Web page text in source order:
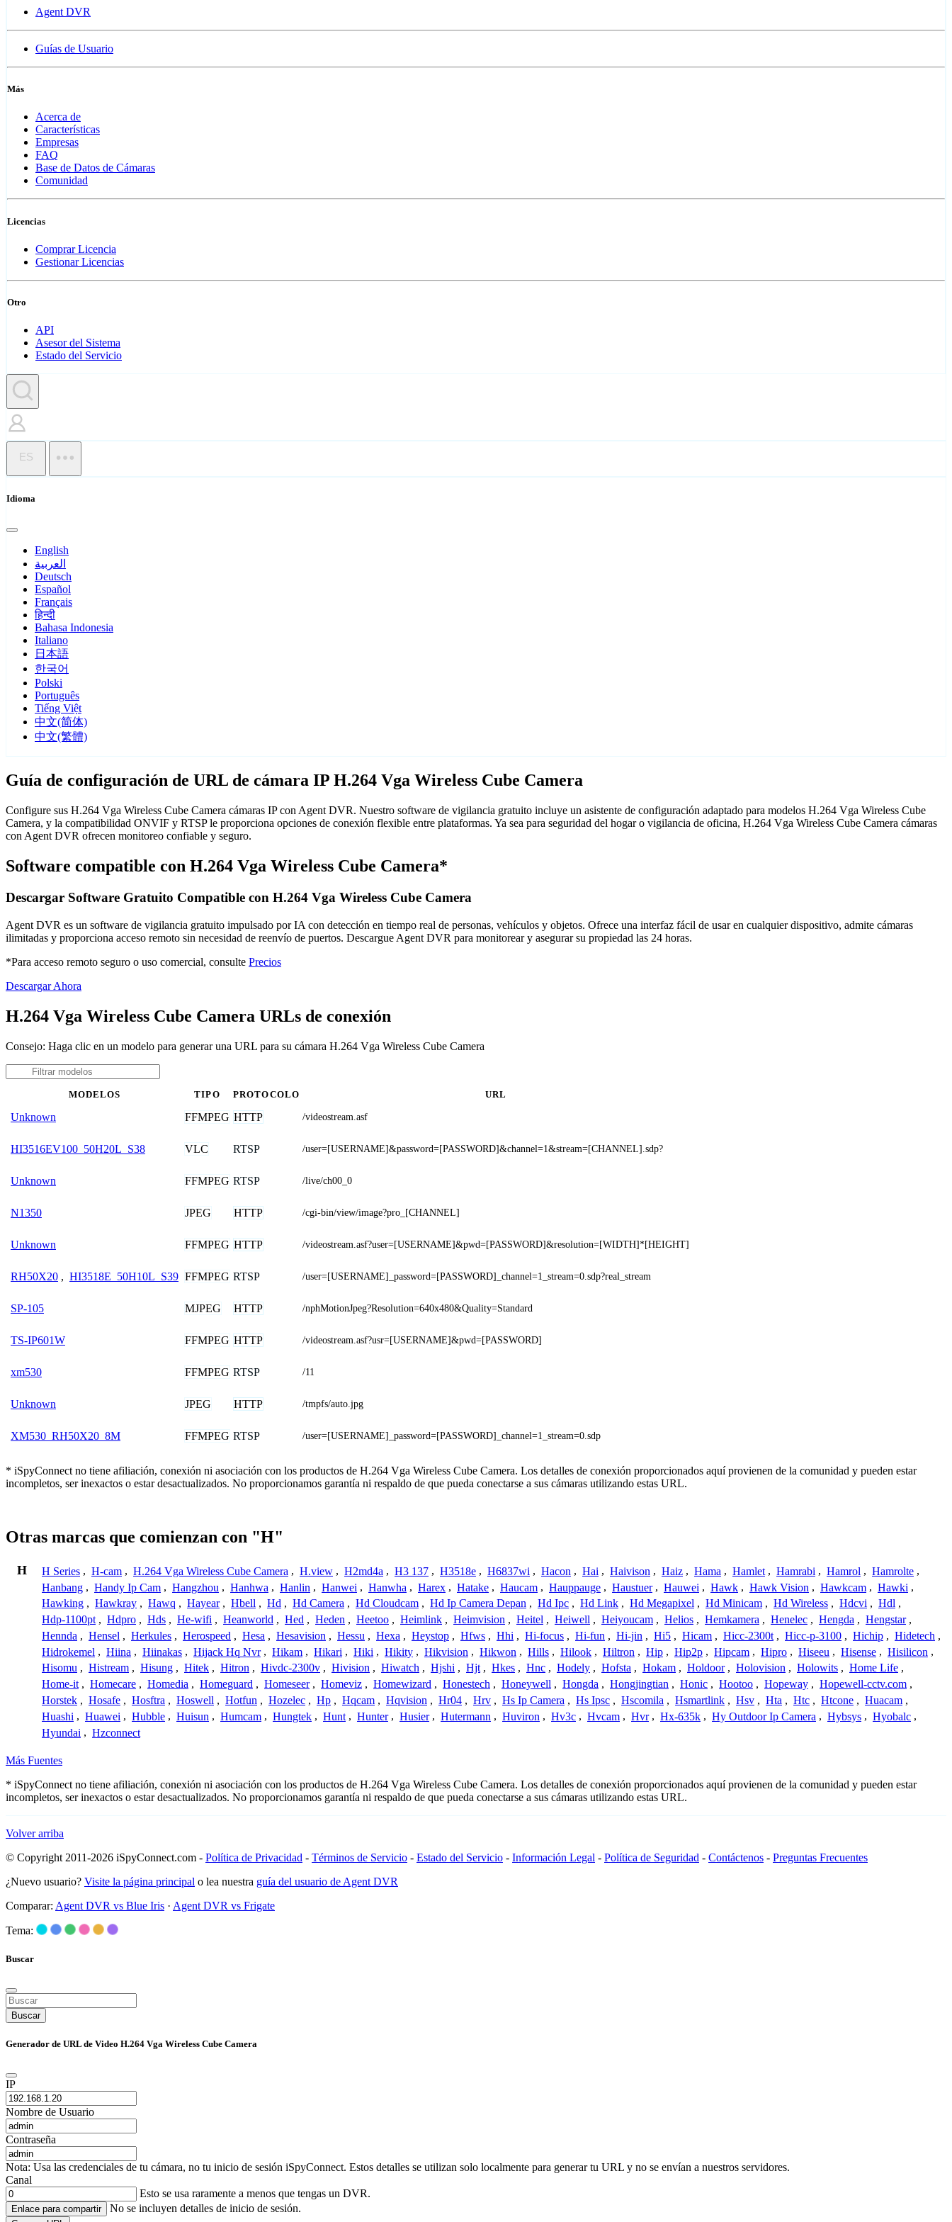
Agent DVR
Guías de Usuario
Más
Acerca de
Características
Empresas
FAQ
Base de Datos de Cámaras
Comunidad
Licencias
Comprar Licencia
Gestionar Licencias
Otro
API
Asesor del Sistema
Estado del Servicio
ES
Idioma
English
العربية
Deutsch
Español
Français
हिन्दी
Bahasa Indonesia
Italiano
日本語
한국어
Polski
Português
Tiếng Việt
中文(简体)
中文(繁體)
Guía de configuración de URL de cámara IP H.264 Vga Wireless Cube Camera
Configure sus H.264 Vga Wireless Cube Camera cámaras IP con Agent DVR. Nuestro software de vigilancia gratuito incluye un asistente de configuración adaptado para modelos H.264 Vga Wireless Cube
Camera, y la compatibilidad ONVIF y RTSP le proporciona opciones de conexión flexible entre plataformas. Ya sea para seguridad del hogar o vigilancia de oficina, H.264 Vga Wireless Cube Camera cámaras
con Agent DVR ofrecen monitoreo confiable y seguro.
Software compatible con H.264 Vga Wireless Cube Camera*
Descargar Software Gratuito Compatible con H.264 Vga Wireless Cube Camera
Agent DVR es un software de vigilancia gratuito impulsado por IA con detección en tiempo real de personas, vehículos y objetos. Ofrece una interfaz fácil de usar en cualquier dispositivo, admite cámaras
ilimitadas y proporciona acceso remoto sin necesidad de reenvío de puertos. Descargue Agent DVR para monitorear y asegurar su propiedad las 24 horas.
*Para acceso remoto seguro o uso comercial, consulte Precios
Descargar Ahora
H.264 Vga Wireless Cube Camera URLs de conexión
Consejo: Haga clic en un modelo para generar una URL para su cámara H.264 Vga Wireless Cube Camera
MODELOS TIPO PROTOCOLO URL
Unknown FFMPEG HTTP /videostream.asf
HI3516EV100_50H20L_S38 VLC RTSP /user=[USERNAME]&password=[PASSWORD]&channel=1&stream=[CHANNEL].sdp?
Unknown FFMPEG RTSP /live/ch00_0
N1350 JPEG HTTP /cgi-bin/view/image?pro_[CHANNEL]
Unknown FFMPEG HTTP /videostream.asf?user=[USERNAME]&pwd=[PASSWORD]&resolution=[WIDTH]*[HEIGHT]
RH50X20 , HI3518E_50H10L_S39 FFMPEG RTSP /user=[USERNAME]_password=[PASSWORD]_channel=1_stream=0.sdp?real_stream
SP-105 MJPEG HTTP /nphMotionJpeg?Resolution=640x480&Quality=Standard
TS-IP601W FFMPEG HTTP /videostream.asf?usr=[USERNAME]&pwd=[PASSWORD]
xm530 FFMPEG RTSP /11
Unknown JPEG HTTP /tmpfs/auto.jpg
XM530_RH50X20_8M FFMPEG RTSP /user=[USERNAME]_password=[PASSWORD]_channel=1_stream=0.sdp
* iSpyConnect no tiene afiliación, conexión ni asociación con los productos de H.264 Vga Wireless Cube Camera. Los detalles de conexión proporcionados aquí provienen de la comunidad y pueden estar
incompletos, ser inexactos o estar desactualizados. No proporcionamos garantía ni respaldo de que pueda conectarse a sus cámaras utilizando estas URL.
Otras marcas que comienzan con "H"
H H Series , H-cam , H.264 Vga Wireless Cube Camera , H.view , H2md4a , H3 137 , H3518e , H6837wi , Hacon , Hai , Haivison , Haiz , Hama , Hamlet , Hamrabi , Hamrol , Hamrolte ,
Hanbang , Handy Ip Cam , Hangzhou , Hanhwa , Hanlin , Hanwei , Hanwha , Harex , Hatake , Haucam , Hauppauge , Haustuer , Hauwei , Hawk , Hawk Vision , Hawkcam , Hawki ,
Hawking , Hawkray , Hawq , Hayear , Hbell , Hd , Hd Camera , Hd Cloudcam , Hd Ip Camera Depan , Hd Ipc , Hd Link , Hd Megapixel , Hd Minicam , Hd Wireless , Hdcvi , Hdl ,
Hdp-1100pt , Hdpro , Hds , He-wifi , Heanworld , Hed , Heden , Heetoo , Heimlink , Heimvision , Heitel , Heiwell , Heiyoucam , Helios , Hemkamera , Henelec , Hengda , Hengstar ,
Hennda , Hensel , Herkules , Herospeed , Hesa , Hesavision , Hessu , Hexa , Heystop , Hfws , Hhi , Hi-focus , Hi-fun , Hi-jin , Hi5 , Hicam , Hicc-2300t , Hicc-p-3100 , Hichip , Hidetech ,
Hidrokemel , Hiina , Hiinakas , Hijack Hq Nvr , Hikam , Hikari , Hiki , Hikity , Hikvision , Hikwon , Hills , Hilook , Hiltron , Hip , Hip2p , Hipcam , Hipro , Hiseeu , Hisense , Hisilicon ,
Hisomu , Histream , Hisung , Hitek , Hitron , Hivdc-2300v , Hivision , Hiwatch , Hjshi , Hjt , Hkes , Hnc , Hodely , Hofsta , Hokam , Holdoor , Holovision , Holowits , Home Life ,
Home-it , Homecare , Homedia , Homeguard , Homeseer , Homeviz , Homewizard , Honestech , Honeywell , Hongda , Hongjingtian , Honic , Hootoo , Hopeway , Hopewell-cctv.com ,
Horstek , Hosafe , Hosftra , Hoswell , Hotfun , Hozelec , Hp , Hqcam , Hqvision , Hr04 , Hrv , Hs Ip Camera , Hs Ipsc , Hscomila , Hsmartlink , Hsv , Hta , Htc , Htcone , Huacam ,
Huashi , Huawei , Hubble , Huisun , Humcam , Hungtek , Hunt , Hunter , Husier , Hutermann , Huviron , Hv3c , Hvcam , Hvr , Hx-635k , Hy Outdoor Ip Camera , Hybsys , Hyobalc ,
Hyundai , Hzconnect
Más Fuentes
* iSpyConnect no tiene afiliación, conexión ni asociación con los productos de H.264 Vga Wireless Cube Camera. Los detalles de conexión proporcionados aquí provienen de la comunidad y pueden estar
incompletos, ser inexactos o estar desactualizados. No proporcionamos garantía ni respaldo de que pueda conectarse a sus cámaras utilizando estas URL.
Volver arriba
© Copyright 2011-2026 iSpyConnect.com - Política de Privacidad - Términos de Servicio - Estado del Servicio - Información Legal - Política de Seguridad - Contáctenos - Preguntas Frecuentes
¿Nuevo usuario? Visite la página principal o lea nuestra guía del usuario de Agent DVR
Comparar: Agent DVR vs Blue Iris · Agent DVR vs Frigate
Tema:
Buscar
Buscar
Generador de URL de Video H.264 Vga Wireless Cube Camera
IP
Nombre de Usuario
Contraseña
Nota: Usa las credenciales de tu cámara, no tu inicio de sesión iSpyConnect. Estos detalles se utilizan solo localmente para generar tu URL y no se envían a nuestros servidores.
Canal
Esto se usa raramente a menos que tengas un DVR.
Enlace para compartir No se incluyen detalles de inicio de sesión.